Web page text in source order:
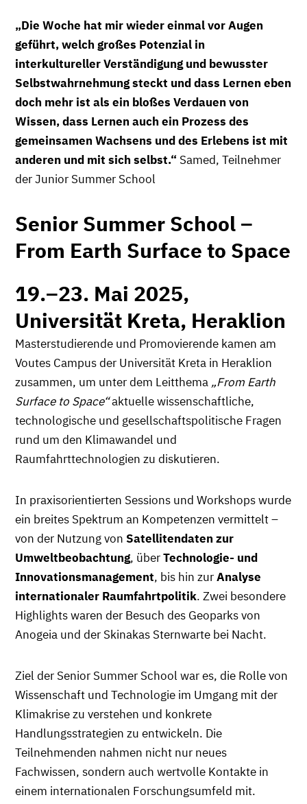
„Die Woche hat mir wieder einmal vor Augen
geführt, welch großes Potenzial in
interkultureller Verständigung und bewusster
Selbstwahrnehmung steckt und dass Lernen eben
doch mehr ist als ein bloßes Verdauen von
Wissen, dass Lernen auch ein Prozess des
gemeinsamen Wachsens und des Erlebens ist mit
anderen und mit sich selbst.“ Samed, Teilnehmer
der Junior Summer School
Senior Summer School –
From Earth Surface to Space
19.–23. Mai 2025,
Universität Kreta, Heraklion
Masterstudierende und Promovierende kamen am
Voutes Campus der Universität Kreta in Heraklion
zusammen, um unter dem Leitthema „From Earth
Surface to Space“aktuelle wissenschaftliche,
technologische und gesellschaftspolitische Fragen
rund um den Klimawandel und
Raumfahrttechnologien zu diskutieren.
In praxisorientierten Sessions und Workshops wurde
ein breites Spektrum an Kompetenzen vermittelt –
von der Nutzung von Satellitendaten zur
Umweltbeobachtung, überTechnologie- und
Innovationsmanagement, bis hin zurAnalyse
internationaler Raumfahrtpolitik. Zwei besondere
Highlights waren der Besuch des Geoparks von
Anogeia und der Skinakas Sternwarte bei Nacht.
Ziel der Senior Summer School war es, die Rolle von
Wissenschaft und Technologie im Umgang mit der
Klimakrise zu verstehen und konkrete
Handlungsstrategien zu entwickeln. Die
Teilnehmenden nahmen nicht nur neues
Fachwissen, sondern auch wertvolle Kontakte in
einem internationalen Forschungsumfeld mit.